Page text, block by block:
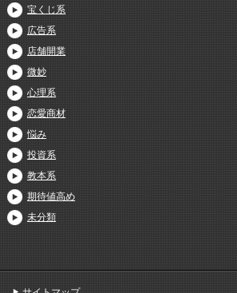
宝くじ系
広告系
店舗開業
微妙
心理系
恋愛商材
悩み
投資系
教本系
期待値高め
未分類